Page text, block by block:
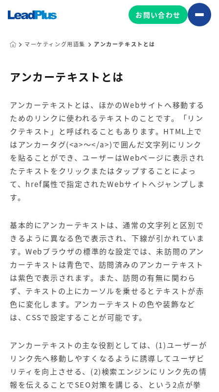
Web制作
マーケティングコンサルティング
コンテンツ制作
マーケティング基盤
マーケティング基盤の製品
Leadplus One MyFolio
サイトアクセス解析ダッシュ
ボード
HubSpot導入・運用
マーケティングサービスの製品
【店舗型ビジネス向け】エリ
ア
マーケティングサービス
【金融機関向け】マーケティ
ング
サービス
【IT企業向け】マーケティン
サービス
ビス（LINE）
広告プロモーションの製品
【塾・個別塾業界向け】新規
集客Web広告パッケージ
サイトアクセス増加パッケー
商圏ねらいうちパッケージ 求人パッケージ
お問い合わせ
マーケティング用語集 アンカーテキストとは
アンカーテキストとは
アンカーテキストとは、ほかのWebサイトへ移動する
ためのリンクに使われるテキストのことです。「リン
クテキスト」と呼ばれることもあります。HTML上で
はアンカータグ(<a>～</a>)で囲んだ文字列にリンク
を貼ることができ、ユーザーはWebページに表示され
たテキストをクリックまたはタップすることによっ
て、href属性で指定されたWebサイトへジャンプしま
す。
基本的にアンカーテキストは、通常の文字列と区別で
きるように異なる色で表示され、下線が引かれていま
す。Webブラウザの標準的な設定では、未訪問のアン
カーテキストは青色で、訪問済みのアンカーテキスト
は紫色で表示されます。また、訪問の有無に関わら
ず、テキストの上にカーソルを乗せるとテキストが赤
色に変化します。アンカーテキストの色や装飾など
は、CSSで設定することが可能です。
アンカーテキストの主な役割としては、(1)ユーザーが
リンク先へ移動しやすくなるように誘導してユーザビ
リティを向上させる、(2)検索エンジンにリンク先の情
報を伝えることでSEO対策を講じる、という2点が挙